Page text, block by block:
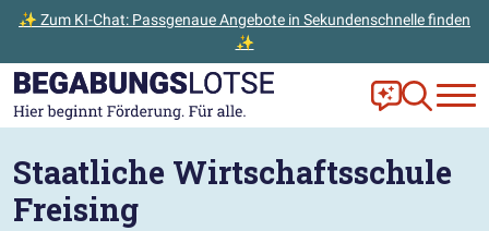
✨ Zum KI-Chat: Passgenaue Angebote in Sekundenschnelle finden
✨
Zum Hauptinhalt der Seite springen
Zur Startseite gehen Frag Ella!
Zur
Staatliche Wirtschaftsschule
Freising